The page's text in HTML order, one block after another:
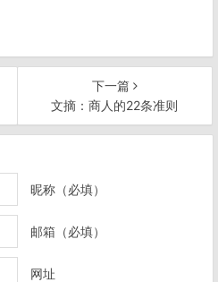
下一篇
文摘：商人的22条准则
昵称（必填）
邮箱（必填）
网址